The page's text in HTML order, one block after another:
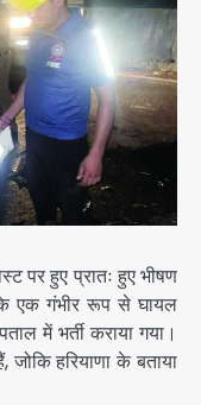
पर हुए प्रातः हुए भीषण
एक गंभीर रूप से घायल
में भर्ती कराया गया।
हरियाणा के बताया